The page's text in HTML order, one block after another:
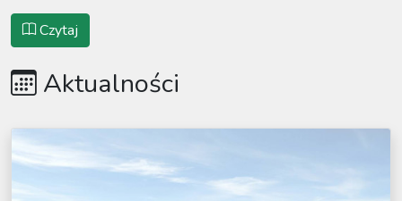
Czytaj
Aktualności